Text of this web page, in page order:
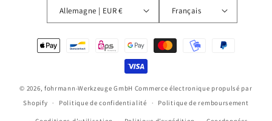
Allemagne | EUR € Français
Moyens
© 2026, fohrmann-Werkzeuge GmbH Commerce électronique propulsé par
Shopify
Politique de confidentialité Politique de remboursement